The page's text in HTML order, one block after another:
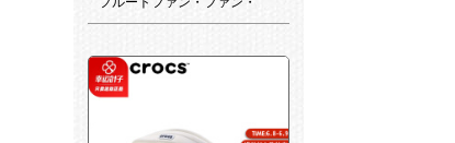
フ・ショーショーショーショ
ツ快适通気性耐摩耗性カージ
ュアルブーツサーン3438-090